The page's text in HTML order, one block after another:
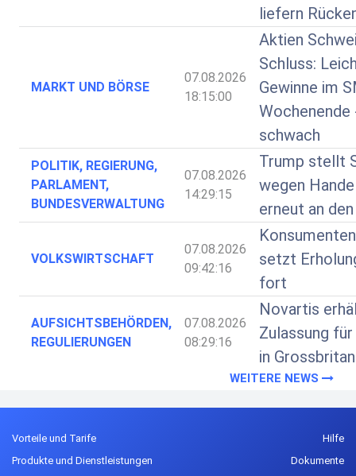
liefern
MARKT UND BÖRSE
07.08.2026
18:15:00
Aktien
Schluss:
Gewinne im
Wochenende
schwach
POLITIK, REGIERUNG,
PARLAMENT,
BUNDESVERWALTUNG
07.08.2026
14:29:15
Trump stellt
wegen
erneut an
VOLKSWIRTSCHAFT
07.08.2026
09:42:16
setzt
fort
AUFSICHTSBEHÖRDEN,
REGULIERUNGEN
07.08.2026
08:29:16
Novartis
Zulassung
in
WEITERE NEWS
Vorteile und Tarife
Produkte und Dienstleistungen
Hilfe
Dokumente